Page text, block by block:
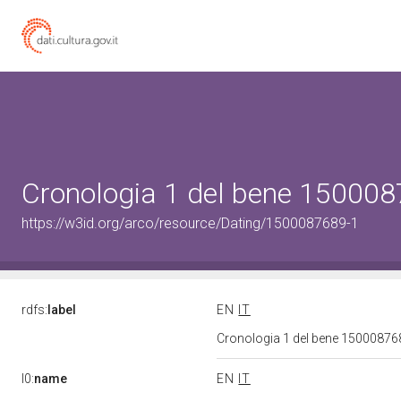
Cronologia 1 del bene
https://w3id.org/arco/resource/Dating/1500087689-1
rdfs: label EN
IT
Cronologia 1 del bene
l0:name EN
IT